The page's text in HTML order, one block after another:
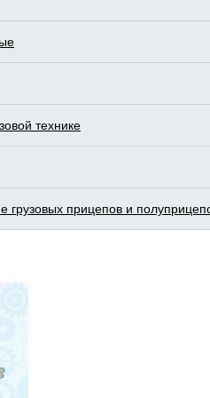
технике
грузовых прицепов и